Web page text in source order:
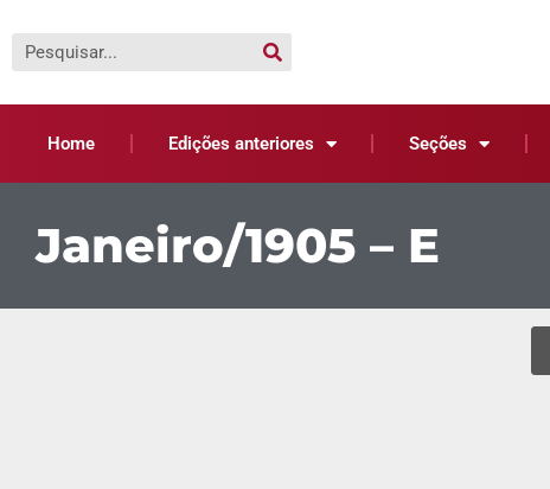
Home Edições anteriores Seções
Janeiro/1905 – E